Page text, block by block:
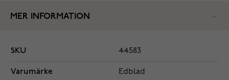
MER INFORMATION
SKU 44583
Varumärke Edblad